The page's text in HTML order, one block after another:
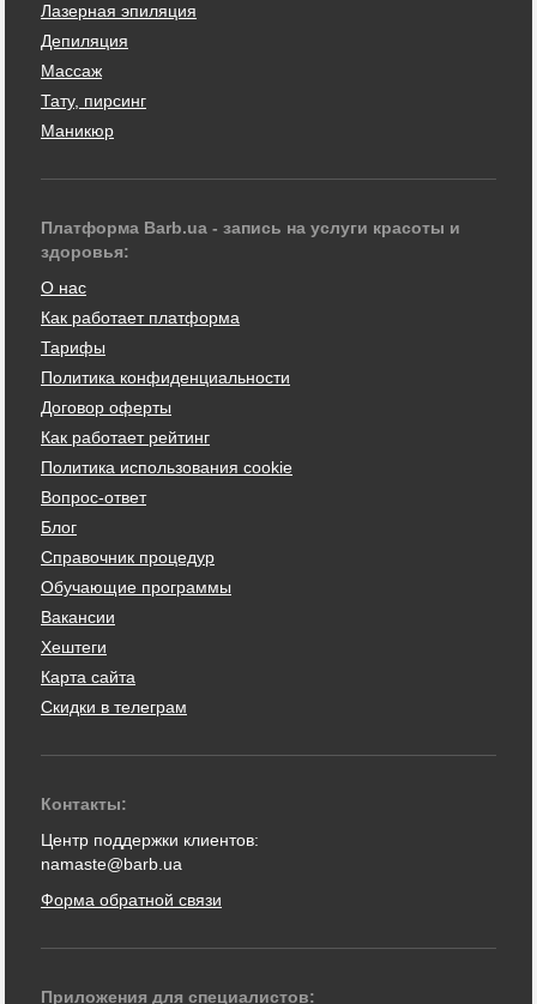
Лазерная эпиляция
Депиляция
Массаж
Тату, пирсинг
Маникюр
Платформа Barb.ua - запись на услуги красоты и
здоровья:
О нас
Как работает платформа
Тарифы
Политика конфиденциальности
Договор оферты
Как работает рейтинг
Политика использования cookie
Вопрос-ответ
Блог
Справочник процедур
Обучающие программы
Вакансии
Хештеги
Карта сайта
Скидки в телеграм
Контакты:
Центр поддержки клиентов:
namaste@barb.ua
Форма обратной связи
Приложения для специалистов: